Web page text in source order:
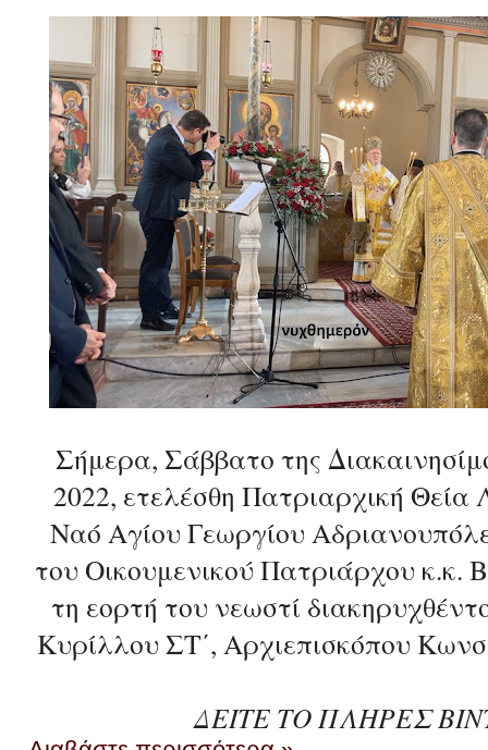
Σήμερα, Σάββατο της
2022, ετελέσθη Πατριαρχική Θεία
Ναό Αγίου Γεωργίου
του Οικουμενικού Πατριάρχου κ.κ.
τη εορτή του νεωστί
Κυρίλλου ΣΤ΄, Αρχιεπισκόπου
ΔΕΙΤΕ ΤΟ ΠΛΗΡΕΣ